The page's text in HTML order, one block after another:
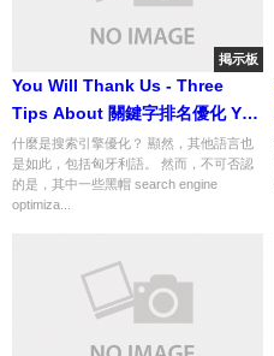
掲示板
You Will Thank Us - Three
Tips About 關鍵字排名優化 You
Need To Know
什麼是搜索引擎優化？ 顯然，其他語言也
是如此，包括匈牙利語。 然而，不可否認
的是，其中一些黑帽 search engine
optimiza...